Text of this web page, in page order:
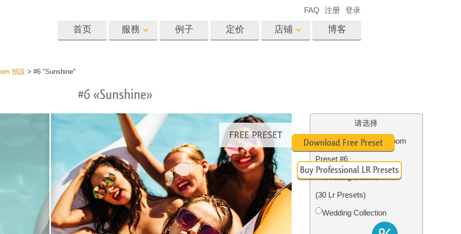
首页 服務
人工智能生成的服装模型 图像处理服务 照片修复服务
例子 定价 店铺
Photoshop 动作
Photoshop 疊加
Photoshop 紋理
Ps 动作 整个合集
Ps覆盖整个收藏
儿童生日请柬
博客
FAQ 注册 登录
預設> #6 "Sunshine"
#6 «Sunshine»
请选择
Free Nightclub Lightroom
Preset #6
Wedding Classic
(30 Lr Presets)
Wedding Collection
Download Free Preset
Buy Professional LR Presets